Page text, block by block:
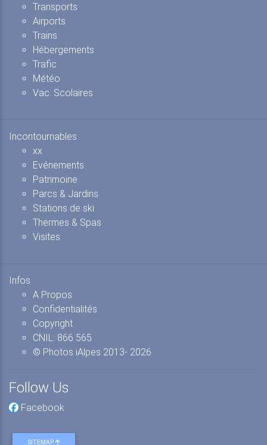
Transports
Airports
Trains
Hébergements
Trafic
Météo
Vac. Scolaires
Incontournables
xx
Evénements
Patrimoine
Parcs & Jardins
Stations de ski
Thermes & Spas
Visites
Infos
A Propos
Confidentialités
Copyright
CNIL: 866 565
© Photos iAlpes 2013- 2026
Follow Us
Facebook
SITEMAP